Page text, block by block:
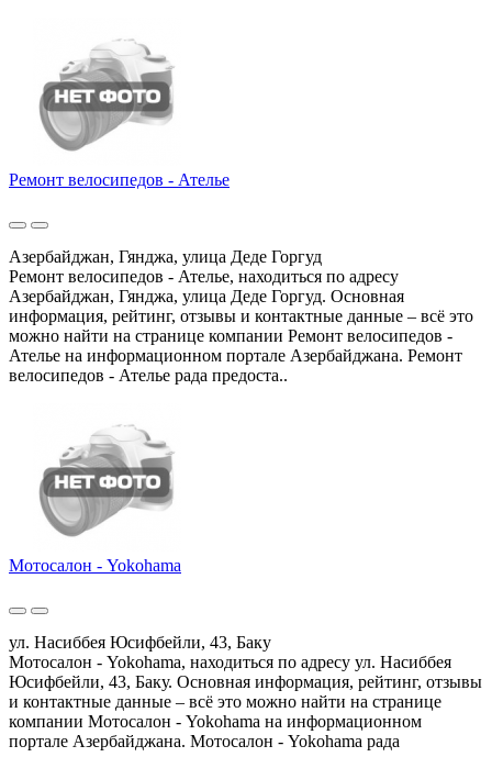
Ремонт велосипедов - Ателье
Азербайджан, Гянджа, улица Деде Горгуд
Ремонт велосипедов - Ателье, находиться по адресу
Азербайджан, Гянджа, улица Деде Горгуд. Основная
информация, рейтинг, отзывы и контактные данные – всё это
можно найти на странице компании Ремонт велосипедов -
Ателье на информационном портале Азербайджана. Ремонт
велосипедов - Ателье рада предоста..
Мотосалон - Yokohama
ул. Насиббея Юсифбейли, 43, Баку
Мотосалон - Yokohama, находиться по адресу ул. Насиббея
Юсифбейли, 43, Баку. Основная информация, рейтинг, отзывы
и контактные данные – всё это можно найти на странице
компании Мотосалон - Yokohama на информационном
портале Азербайджана. Мотосалон - Yokohama рада